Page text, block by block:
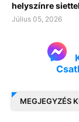
helyszínre
Július 05, 2026
MEGJEGYZÉS